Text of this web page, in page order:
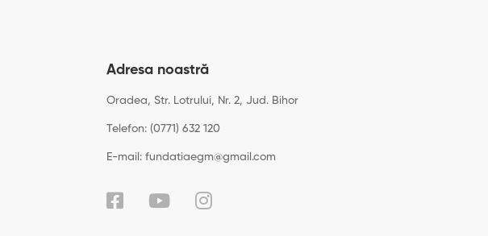
Adresa noastră
Oradea, Str. Lotrului, Nr. 2, Jud. Bihor
Telefon: (0771) 632 120
E-mail: fundatiaegm@gmail.com